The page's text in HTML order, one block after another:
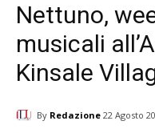
Nettuno,
musicali
Kinsale
By Redazione 22 Agosto